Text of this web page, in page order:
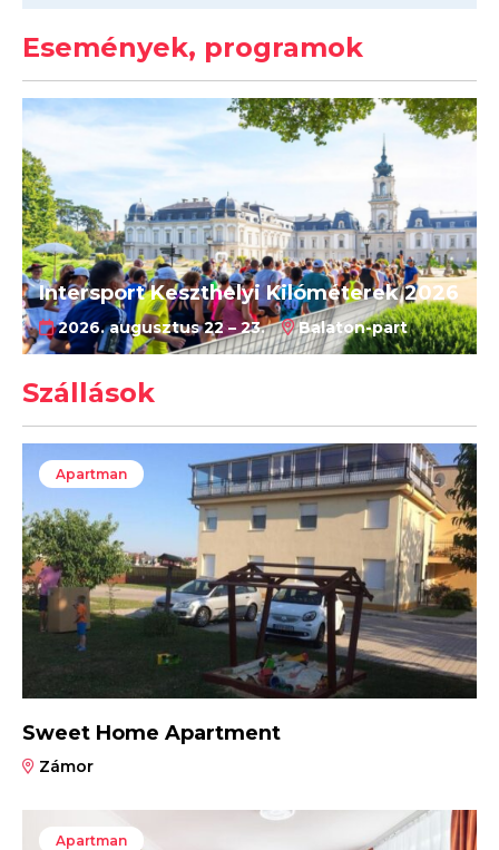
Események, programok
Intersport Keszthelyi Kilóméterek 2026
2026. augusztus 22 – 23. Balaton-part
Szállások
Apartman
Sweet Home Apartment
Zámor
Apartman